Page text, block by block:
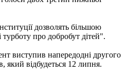
дозволять більшою
турботу про добробут дітей".
виступив напередодні другого
який відбудеться 12 липня.